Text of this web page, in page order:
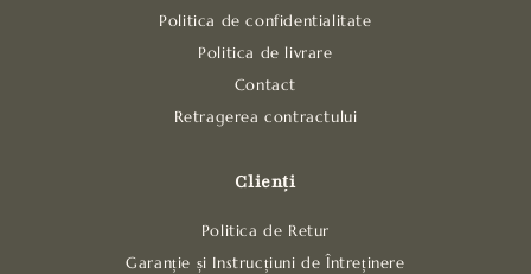
Politica de confidentialitate
Politica de livrare
Contact
Retragerea contractului
Clienți
Politica de Retur
Garanție și Instrucțiuni de Întreținere